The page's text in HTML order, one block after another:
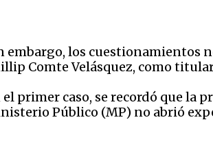
embargo, los cuestionamientos
Comte Velásquez, como
el primer caso, se recordó que la
Público (MP) no abrió